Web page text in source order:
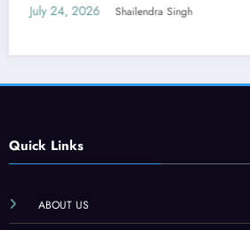
July 24, 2026 Shailendra Singh
Quick Links
ABOUT US